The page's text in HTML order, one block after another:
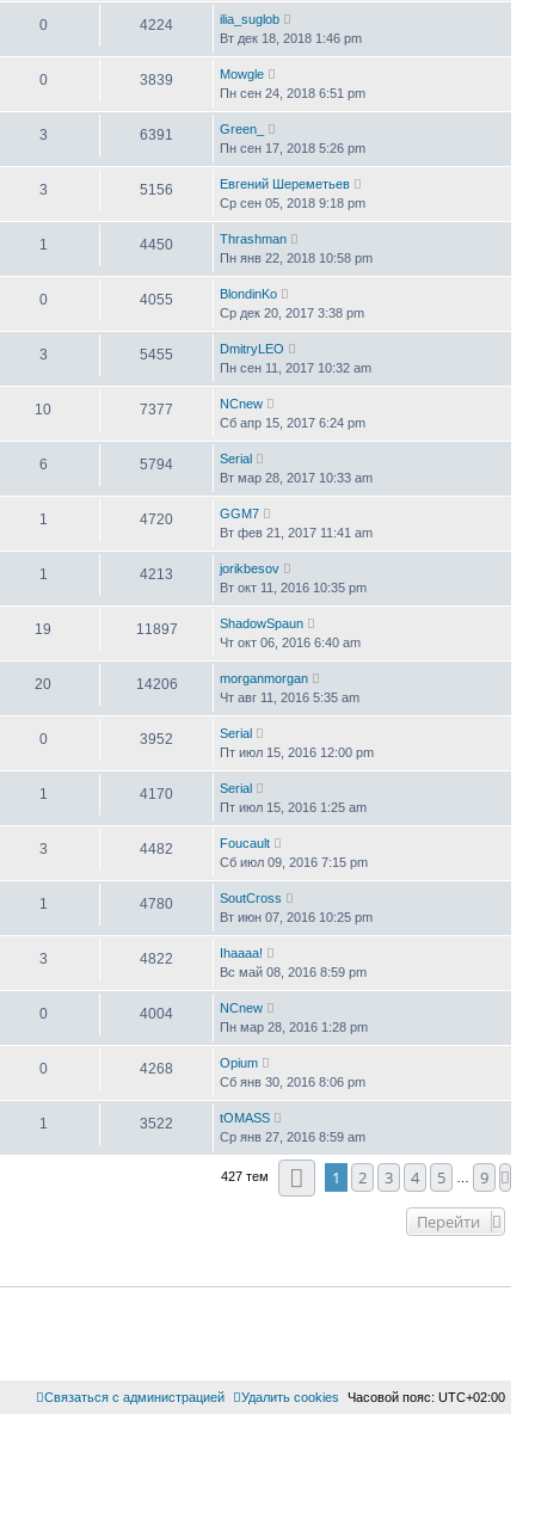
0 4224
ilia_suglob
Вт дек 18, 2018 1:46 pm
0 3839
Mowgle
Пн сен 24, 2018 6:51 pm
3 6391
Green_
Пн сен 17, 2018 5:26 pm
3 5156
Евгений Шереметьев
Ср сен 05, 2018 9:18 pm
1 4450
Thrashman
Пн янв 22, 2018 10:58 pm
0 4055
BlondinKo
Ср дек 20, 2017 3:38 pm
3 5455
DmitryLEO
Пн сен 11, 2017 10:32 am
10 7377
NCnew
Сб апр 15, 2017 6:24 pm
6 5794
Serial
Вт мар 28, 2017 10:33 am
1 4720
GGM7
Вт фев 21, 2017 11:41 am
1 4213
jorikbesov
Вт окт 11, 2016 10:35 pm
19 11897
ShadowSpaun
Чт окт 06, 2016 6:40 am
20 14206
morganmorgan
Чт авг 11, 2016 5:35 am
0 3952
Serial
Пт июл 15, 2016 12:00 pm
1 4170
Serial
Пт июл 15, 2016 1:25 am
3 4482
Foucault
Сб июл 09, 2016 7:15 pm
1 4780
SoutCross
Вт июн 07, 2016 10:25 pm
3 4822
Ihaaaa!
Вс май 08, 2016 8:59 pm
0 4004
NCnew
Пн мар 28, 2016 1:28 pm
0 4268
Opium
Сб янв 30, 2016 8:06 pm
1 3522
tOMASS
Ср янв 27, 2016 8:59 am
427 тем Страница 1из9
1 2 3 4 5 9
Перейти
Часовой пояс: UTC+02:00
Удалить cookies
Связаться с администрацией